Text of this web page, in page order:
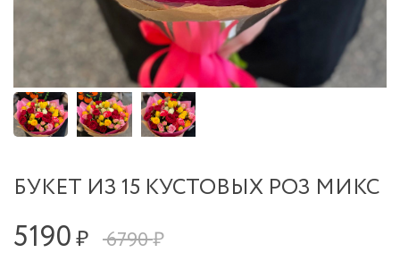
БУКЕТ ИЗ 15 КУСТОВЫХ РОЗ МИКС
5190₽ 6790 ₽